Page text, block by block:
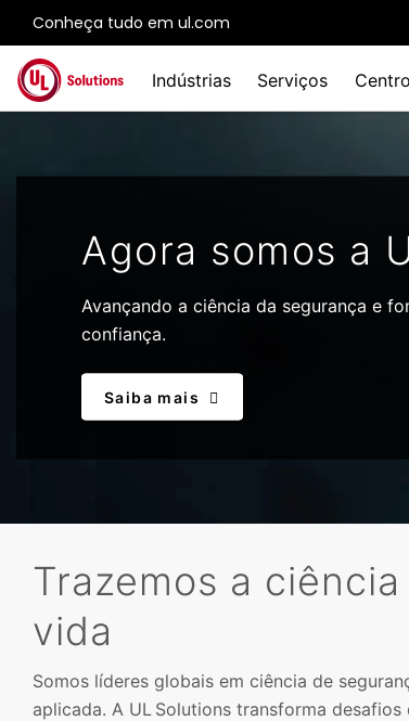
Conheça tudo em ul.com
Skip to main content
Indústrias
Serviços
Agora somos a
Avançando a ciência da segurança e
confiança.
Saiba mais
Trazemos a ciência
vida
Somos líderes globais em ciência de
aplicada. A UL Solutions transforma desafios
Consultoria